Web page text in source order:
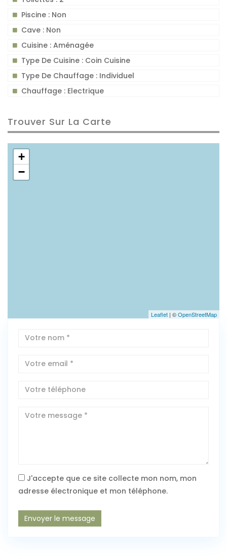
Piscine : Non
Cave : Non
Cuisine : Aménagée
Type De Cuisine : Coin Cuisine
Type De Chauffage : Individuel
Chauffage : Electrique
Trouver Sur La Carte
+
−
Leaflet | ©OpenStreetMap
J'accepte que ce site collecte mon nom, mon
adresse électronique et mon téléphone.
Envoyer le message